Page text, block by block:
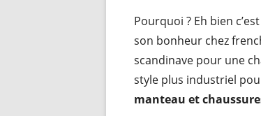
Pourquoi ? Eh bien
son bonheur chez
scandinave pour une
style plus industriel
manteau et